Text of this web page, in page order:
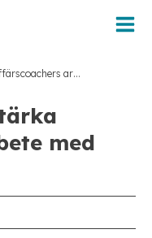
Nytt projekt ska stärka affärscoachers arbete med hårdvarustartups
med